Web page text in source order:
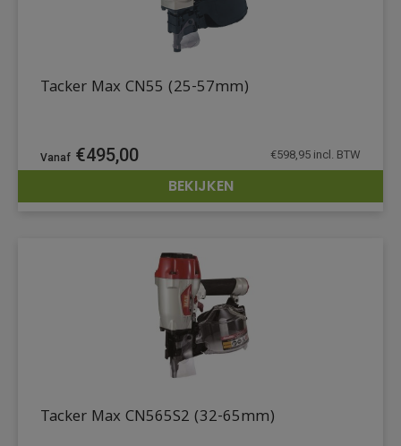
DETAILS
Tacker Max CN55 (25-57mm)
€495,00 €598,95 incl. BTW
BEKIJKEN
Tacker Max CN565S2 (32-65mm)